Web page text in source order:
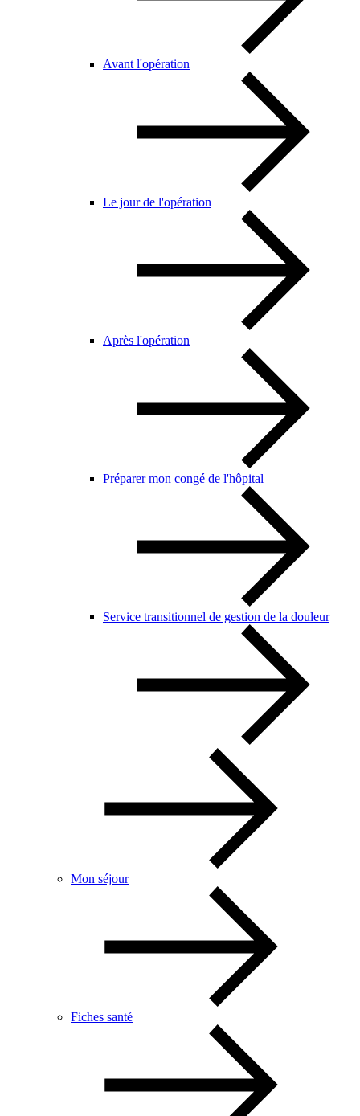
Avant l'opération
Le jour de l'opération
Après l'opération
Préparer mon congé de l'hôpital
Service transitionnel de gestion de la douleur
Mon séjour
Fiches santé